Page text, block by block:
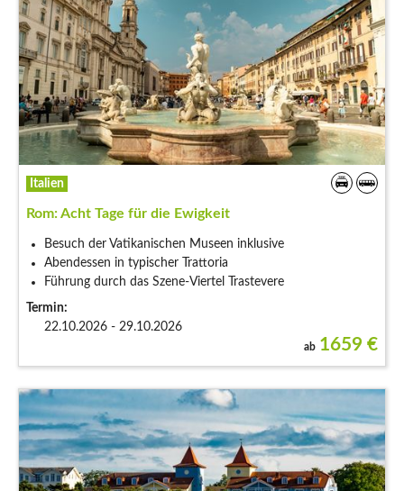
Italien
Rom: Acht Tage für die Ewigkeit
Besuch der Vatikanischen Museen inklusive
Abendessen in typischer Trattoria
Führung durch das Szene-Viertel Trastevere
Termin:
22.10.2026 - 29.10.2026
ab 1659 €